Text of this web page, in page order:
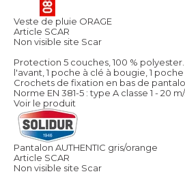
Veste de pluie ORAGE
Article SCAR
Non visible site Scar
Protection 5 couches, 100 %
l'avant, 1 poche à clé à bougie, 1
Crochets de fixation en bas de
Norme EN 381-5 : type A classe 1 - 20 m/
Voir le produit
Pantalon AUTHENTIC gris/orange
Article SCAR
Non visible site Scar